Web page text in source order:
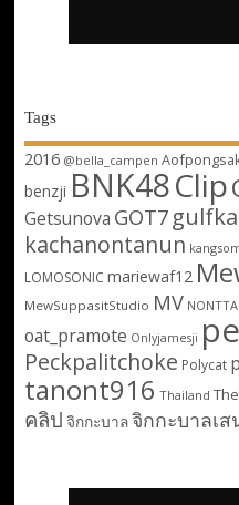
Tags
2016 @bella_campen
benzji BNK48Clip
Getsunova GOT7
kachanontanun
LOMOSONIC mariewaf12
MewSuppasitStudio MV
oat_pramote Onlyjamesji
Peckpalitchoke Polycat
tanont916 Thailand
คลิป จิกกะบาลจิกกะบาลเ